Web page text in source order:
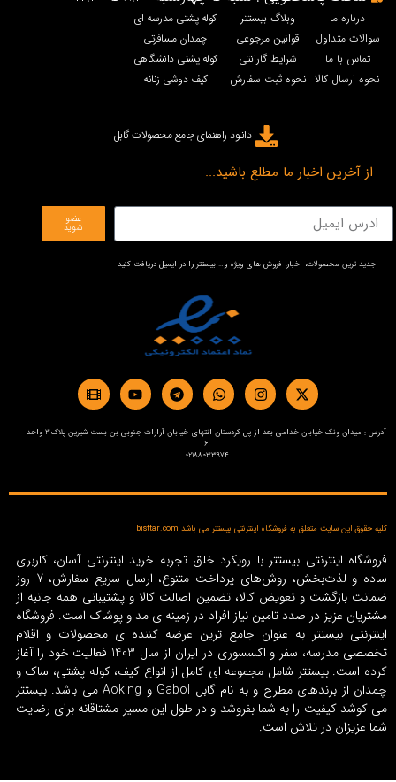
درباره ما
سوالات متداول
تماس با ما
نحوه ارسال کالا
وبلاگ بیستتر
قوانین مرجوعی
شرایط گارانتی
نحوه ثبت سفارش
کوله پشتی مدرسه ای
چمدان مسافرتی
کوله پشتی دانشگاهی
کیف دوشی زنانه
دانلود راهنمای جامع محصولات گابل
از آخرین اخبار ما مطلع باشید...
عضو
شوید
جدید ترین محصولات، اخبار، فروش های ویژه و… بیستتر را در ایمیل دریافت کنید
آدرس : میدان ونک خیابان خدامی بعد از پل کردستان انتهای خیابان آرارات جنوبی بن بست شیرین پلاک3 واحد
6
02188033974
کلیه حقوق این سایت متعلق به فروشگاه اینترنتی بیستتر می باشد bisttar.com
فروشگاه اینترنتی بیستتر با رویکرد خلق تجربه خرید اینترنتی آسان، کاربری
ساده و لذت‌بخش، روش‌های پرداخت متنوع، ارسال سریع سفارش، 7 روز
ضمانت بازگشت و تعویض کالا، تضمین اصالت کالا و پشتیبانی همه جانبه از
مشتریان عزیز در صدد تامین نیاز افراد در زمینه‌ ی مد و پوشاک است. فروشگاه
اینترنتی بیستتر به عنوان جامع ترین عرضه کننده ی محصولات و اقلام
تخصصی مدرسه، سفر و اکسسوری در ایران از سال 1403 فعالیت خود را آغاز
کرده است. بیستتر شامل مجموعه ای کامل از انواع کیف، کوله پشتی، ساک و
چمدان از برندهای مطرح و به نام گابل Gabol و Aoking می باشد. بیستتر
می کوشد کیفیت را به شما بفروشد و در طول این مسیر مشتاقانه برای رضایت
شما عزیزان در تلاش است.